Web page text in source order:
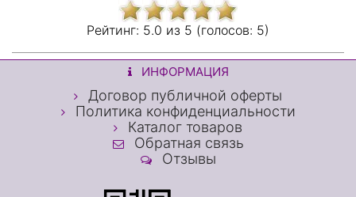
Рейтинг: 5.0 из 5 (голосов: 5)
ИНФОРМАЦИЯ
Договор публичной оферты
Политика конфиденциальности
Каталог товаров
Обратная связь
Отзывы